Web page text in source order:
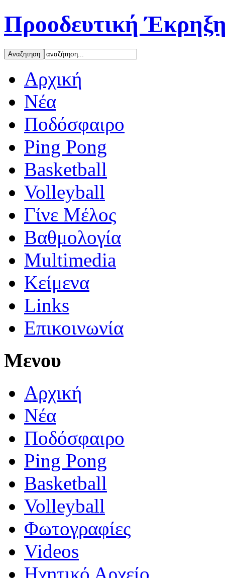
Προοδευτική
Αρχική
Νέα
Ποδόσφαιρο
Ping Pong
Basketball
Volleyball
Γίνε Μέλος
Βαθμολογία
Multimedia
Κείμενα
Links
Επικοινωνία
Μενου
Αρχική
Νέα
Ποδόσφαιρο
Ping Pong
Basketball
Volleyball
Φωτογραφίες
Videos